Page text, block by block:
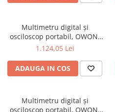
Osciloscoape OWON
Osciloscoape Peaktech
Osciloscoape ROHDE & SCHWARZ
Osciloscoape TELEDYNE LECROY
Multimetru digital și
osciloscop portabil, OWON,
HDS242S, 200mV-1kV, 200mA-
1.124,05 Lei
ADAUGA IN COS
Multimetru digital și
osciloscop portabil, OWON,